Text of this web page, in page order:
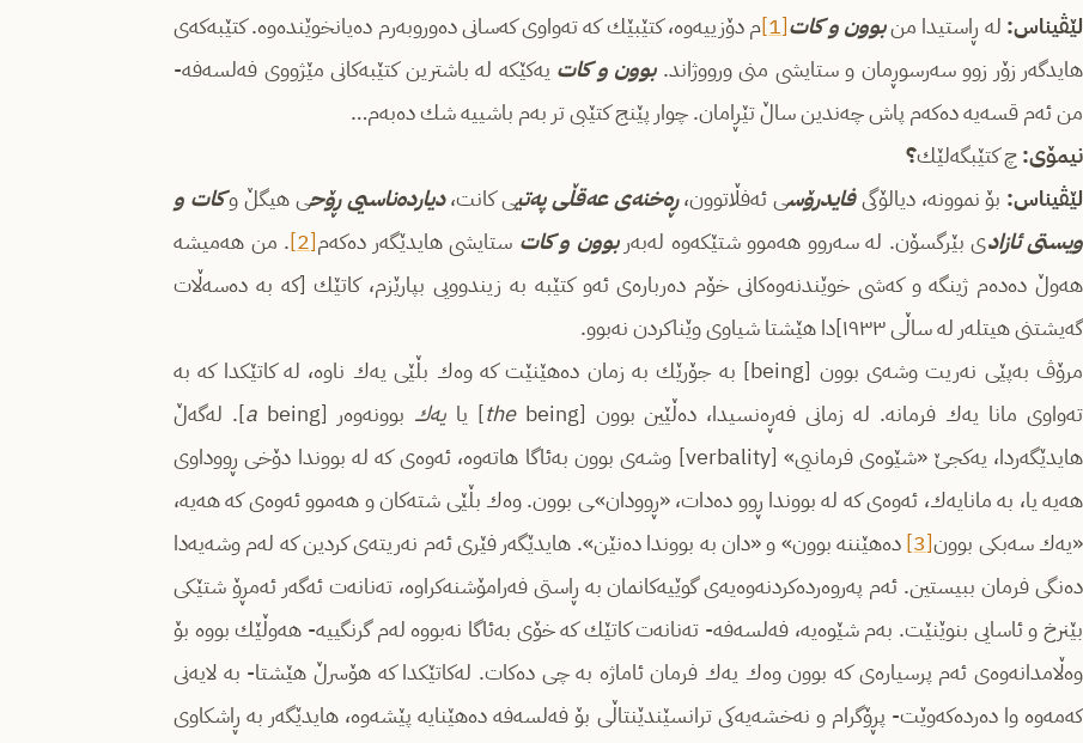
لێڤیناس: له‌ ڕاستیدا منبوون و كات[1]
م دۆزییه‌وه‌، كتێبێك كه‌ ته‌واوی كه‌سانی ده‌وروبه‌رم ده‌یانخوێنده‌وه‌. كتێبه‌كه‌ی
هایدگه‌ر زۆر زوو سه‌رسوڕمان و ستایشی منی ورووژاند.بوون و كات یه‌كێكه‌ له‌ باشترین كتێبه‌كانی مێژووی فه‌لسه‌فه‌-
من ئه‌م قسه‌یه‌ ده‌كه‌م پاش چه‌ندین ساڵ تێڕامان. چوار پێنج كتێبی تر به‌م باشییه‌ شك ده‌به‌م…
نیمۆی:چ كتێبگه‌لێك؟
لێڤیناس: بۆ نموونه‌، دیالۆگیفایدرۆسی ئه‌فڵاتوون،ڕه‌خنه‌ی عه‌قڵی په‌تیی كانت،دیارده‌ناسیی ڕۆحی هیگڵ وكات و
ویستی ئازادی بێرگسۆن. له‌ سه‌روو هه‌موو شتێكه‌وه‌ له‌به‌ربوون و كات ستایشی هایدێگه‌ر ده‌كه‌م[2]
. من هه‌میشه‌
هه‌وڵ ده‌ده‌م ژینگه‌ و كه‌شی خوێندنه‌وه‌كانی خۆم ده‌رباره‌ی ئه‌و كتێبه‌ به‌ زیندوویی بپارێزم، كاتێك [كه‌ به‌ ده‌سه‌ڵات
گه‌یشتنی هیتله‌ر له‌ ساڵی ١٩٣٣]دا هێشتا شیاوی وێناكردن نه‌بوو.
مرۆڤ به‌پێی نه‌ریت وشه‌ی بوون [being] به‌ جۆرێك به‌ زمان ده‌هێنێت كه‌ وه‌ك بڵێی یه‌ك ناوه‌، له‌ كاتێكدا كه‌ به‌
ته‌واوی مانا یه‌ك فرمانه‌. له‌ زمانی فه‌ڕه‌نسی­دا، ده‌ڵێین بوون [
thebeing] یا یه‌ك بوونه‌وه‌ر [ abeing]. له‌گه‌ڵ
هایدێگه‌ردا، یه‌كجێ «شێوه‌ی فرمانیی» [verbality] وشه‌ی بوون­ به‌ئاگا هاته‌وه‌، ئه‌وه‌ی كه‌ له‌ بووندا دۆخی ڕووداوی
هه‌یه‌ یا، به‌ مانایه‌ك، ئه‌وه‌ی كه‌ له‌ بووندا ڕوو ده‌دات، «ڕوودان»ـی بوون‌. وه‌ك بڵێی شته‌كان و هه‌موو ئه‌وه‌ی كه‌ هه‌یه‌،
«یه‌ك سه‌بكی بوون[3]
ده‌هێننه‌ بوون» و «دان به‌ بووندا ده‌نێن». هایدێگه‌ر فێری ئه‌م نه‌ریته‌ی كردین كه‌ له‌م وشه‌یه‌دا
ده‌نگی فرمان ببیستین. ئه‌م په‌روه‌رده‌كردنه‌وه‌یه‌ی گوێیه‌كانمان به ڕاستی فه‌رامۆشنه‌كراوه‌، ته‌نانه‌ت ئه‌گه‌ر ئه‌مڕۆ شتێكی
بێنرخ و ئاسایی بنوێنێت. به‌م شێوه‌یه‌، فه‌لسه‌فه‌- ته‌نانه‌ت كاتێك كه‌ خۆی به‌ئاگا نه‌بووه‌ له‌م گرنگییه‌- هه‌وڵێك بووه‌ بۆ
وه‌ڵامدانه‌وه‌ی ئه‌م پرسیاره‌ی كه‌ بوون وه‌ك یه‌ك فرمان ئاماژه‌ به‌ چی ده‌كات. له‌كاتێكدا كه‌ هۆسرڵ هێشتا- به‌ لایه‌نی
كه‌مه‌وه‌ وا ده‌رده‌كه‌وێت- پڕۆگرام و نه‌خشه‌یه‌كی ترانسێندێنتاڵی بۆ فه‌لسه‌فه‌ ده‌هێنایه‌ پێشه‌وه‌، هایدێگه‌ر به‌ ڕاشكاوی